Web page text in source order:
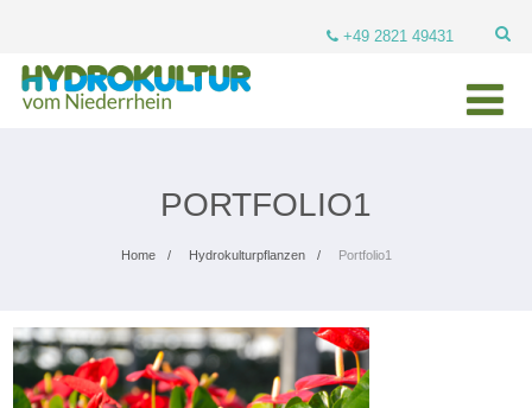
+49 2821 49431
PORTFOLIO1
Home Hydrokulturpflanzen Portfolio1